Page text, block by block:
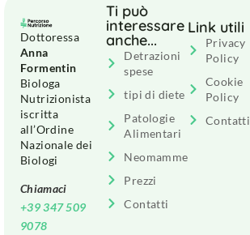
Dottoressa
Anna
Formentin
Biologa
Nutrizionista
iscritta
all’Ordine
Nazionale dei
Biologi
Chiamaci
+39 347 509
9078
Ti può
interessare
anche...
Detrazioni
spese
tipi di diete
Patologie
Alimentari
Neomamme
Prezzi
Contatti
Link utili
Privacy
Policy
Cookie
Policy
Contatti